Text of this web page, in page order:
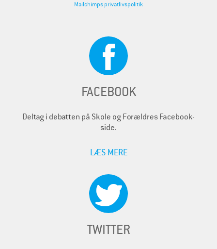
Mailchimps privatlivspolitik
FACEBOOK
Deltag i debatten på Skole og Forældres Facebook-
side.
LÆS MERE
TWITTER